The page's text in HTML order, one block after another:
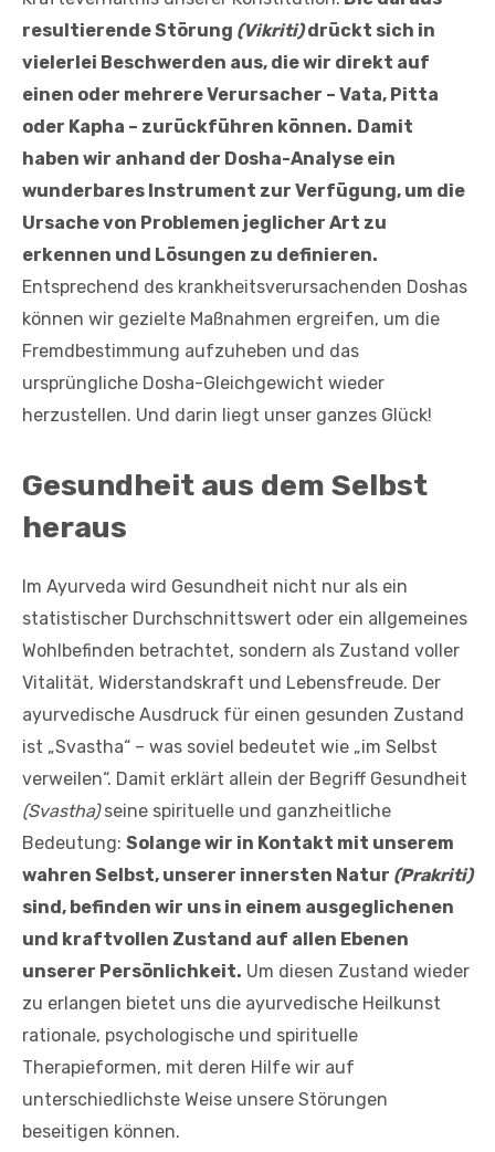
resultierende Störung (Vikriti)drückt sich in
vielerlei Beschwerden aus, die wir direkt auf
einen oder mehrere Verursacher – Vata, Pitta
oder Kapha – zurückführen können. Damit
haben wir anhand der Dosha-Analyse ein
wunderbares Instrument zur Verfügung, um die
Ursache von Problemen jeglicher Art zu
erkennen und Lösungen zu definieren.
Entsprechend des krankheitsverursachenden Doshas
können wir gezielte Maßnahmen ergreifen, um die
Fremdbestimmung aufzuheben und das
ursprüngliche Dosha-Gleichgewicht wieder
herzustellen. Und darin liegt unser ganzes Glück!
Gesundheit aus dem Selbst
heraus
Im Ayurveda wird Gesundheit nicht nur als ein
statistischer Durchschnittswert oder ein allgemeines
Wohlbefinden betrachtet, sondern als Zustand voller
Vitalität, Widerstandskraft und Lebensfreude. Der
ayurvedische Ausdruck für einen gesunden Zustand
ist „Svastha“ – was soviel bedeutet wie „im Selbst
verweilen“. Damit erklärt allein der Begriff Gesundheit
(Svastha)seine spirituelle und ganzheitliche
Bedeutung: Solange wir in Kontakt mit unserem
wahren Selbst, unserer innersten Natur (Prakriti)
sind, befinden wir uns in einem ausgeglichenen
und kraftvollen Zustand auf allen Ebenen
unserer Persönlichkeit. Um diesen Zustand wieder
zu erlangen bietet uns die ayurvedische Heilkunst
rationale, psychologische und spirituelle
Therapieformen, mit deren Hilfe wir auf
unterschiedlichste Weise unsere Störungen
beseitigen können.